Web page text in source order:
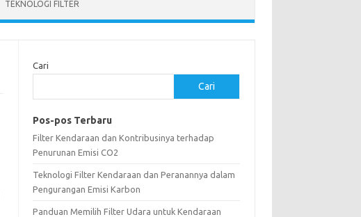
TEKNOLOGI FILTER
Cari
Cari
Pos-pos Terbaru
Filter Kendaraan dan Kontribusinya terhadap
Penurunan Emisi CO2
Teknologi Filter Kendaraan dan Peranannya dalam
Pengurangan Emisi Karbon
Panduan Memilih Filter Udara untuk Kendaraan